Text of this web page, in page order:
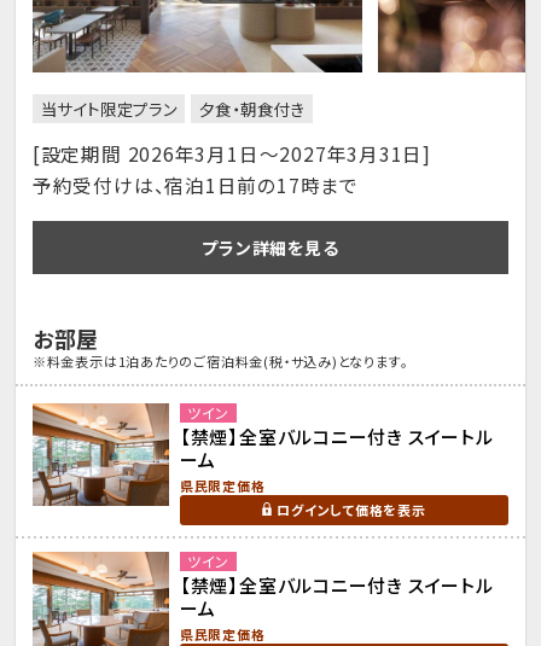
当サイト限定プラン 夕食・朝食付き
[設定期間 2026年3月1日～2027年3月31日]
予約受付けは、宿泊1日前の17時まで
プラン詳細を見る
お部屋
※料金表示は1泊あたりのご宿泊料金(税・サ込み)となります。
ツイン
【禁煙】全室バルコニー付き スイートル
ーム
県民限定価格
ログインして価格を表示
ツイン
【禁煙】全室バルコニー付き スイートル
ーム
県民限定価格